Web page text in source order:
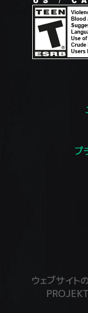
プ
ウェブサイ